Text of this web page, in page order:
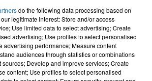
do the following data processing based on
legitimate interest: Store and/or access
Use limited data to select advertising; Create
advertising; Use profiles to select personalised
advertising performance; Measure content
audiences through statistics or combinations
sources; Develop and improve services; Create
content; Use profiles to select personalised